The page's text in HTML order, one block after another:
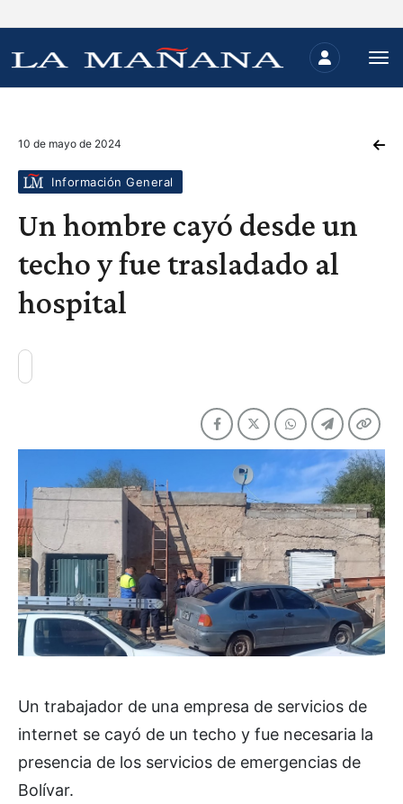
10 de mayo de 2024
Información General
Un hombre cayó desde un
techo y fue trasladado al
hospital
Un trabajador de una empresa de servicios de
internet se cayó de un techo y fue necesaria la
presencia de los servicios de emergencias de
Bolívar.